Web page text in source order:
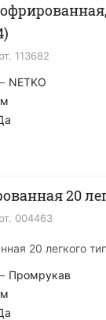
113682
NETKO
20
004463
20 легкого
Промрукав